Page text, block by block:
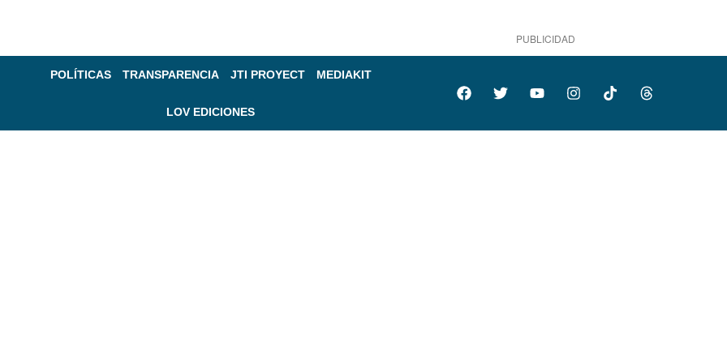
PUBLICIDAD
POLÍTICAS TRANSPARENCIA JTI PROYECT MEDIAKIT
LOV EDICIONES